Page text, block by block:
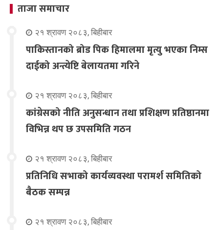
ताजा समाचार
२१ श्रावण २०८३, बिहीबार
पाकिस्तानको ब्रोड पिक हिमालमा मृत्यु भएका निम्स
दाईको अन्त्येष्टि बेलायतमा गरिने
२१ श्रावण २०८३, बिहीबार
कांग्रेसको नीति अनुसन्धान तथा प्रशिक्षण प्रतिष्ठानमा
विभिन्न थप छ उपसमिति गठन
२१ श्रावण २०८३, बिहीबार
प्रतिनिधि सभाको कार्यव्यवस्था परामर्श समितिको
बैठक सम्पन्न
२१ श्रावण २०८३, बिहीबार